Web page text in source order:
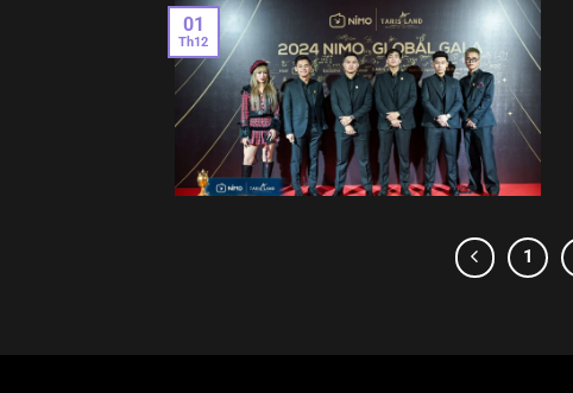
01
Th12
1